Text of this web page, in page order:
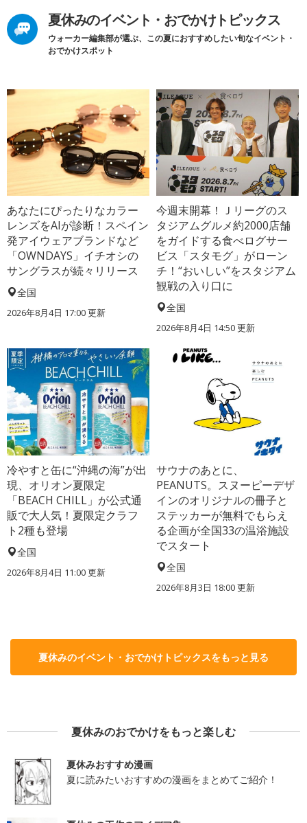
夏休みのイベント・おでかけトピックス
ウォーカー編集部が選ぶ、この夏におすすめしたい旬なイベント・
おでかけスポット
あなたにぴったりなカラー
レンズをAIが診断！スペイン
発アイウェアブランドなど
「OWNDAYS」イチオシの
サングラスが続々リリース
全国
2026年8月4日 17:00更新
今週末開幕！Ｊリーグのス
タジアムグルメ約2000店舗
をガイドする食べログサー
ビス「スタモグ」がローン
チ！“おいしい”をスタジアム
観戦の入り口に
全国
2026年8月4日 14:50更新
冷やすと缶に“沖縄の海”が出
現、オリオン夏限定
「BEACH CHILL」が公式通
販で大人気！夏限定クラフ
ト2種も登場
全国
2026年8月4日 11:00更新
サウナのあとに、
PEANUTS。スヌーピーデザ
インのオリジナルの冊子と
ステッカーが無料でもらえ
る企画が全国33の温浴施設
でスタート
全国
2026年8月3日 18:00更新
夏休みのイベント・おでかけトピックスをもっと見る
夏休みのおでかけをもっと楽しむ
夏休みおすすめ漫画
夏に読みたいおすすめの漫画をまとめてご紹介！